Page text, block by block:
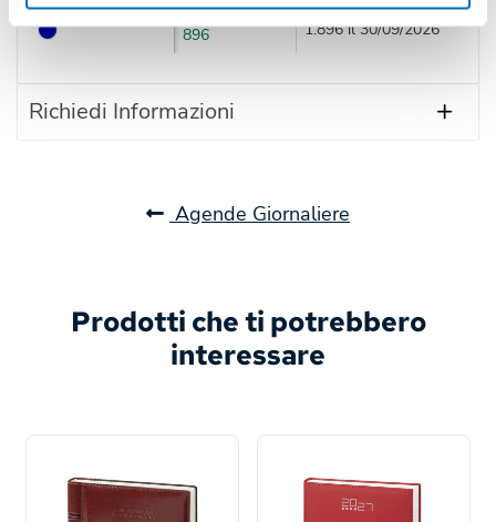
896 1.896 il 30/09/2026
Richiedi Informazioni
Agende Giornaliere
Prodotti che ti potrebbero
interessare